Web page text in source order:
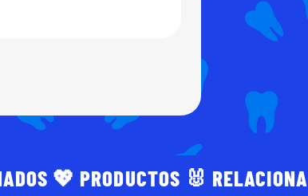
💖 PRODUCTOS 🐰